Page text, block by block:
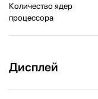
Количество ядер
процессора
Дисплей